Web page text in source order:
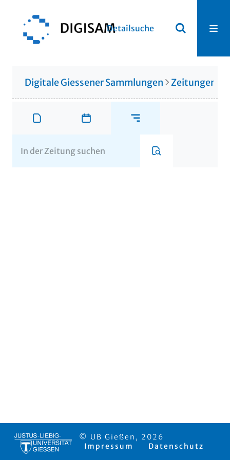
Detailsuche
Digitale Giessener Sammlungen Zeitungen
© UB Gießen, 2026
Impressum
Datenschutz